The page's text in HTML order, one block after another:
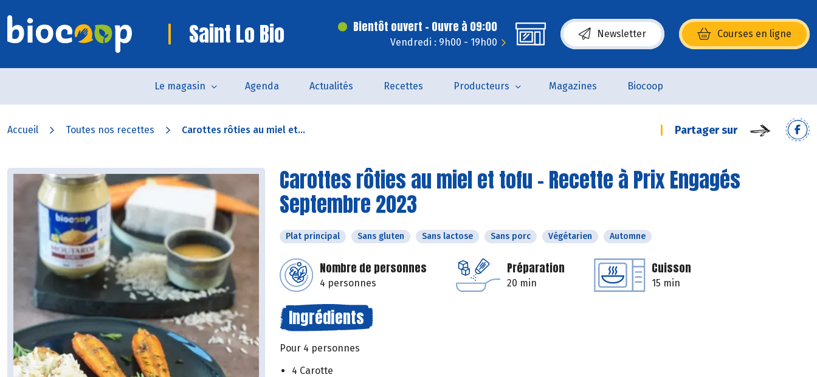
Saint Lo Bio Bientôt ouvert - Ouvre à 09:00
Vendredi : 9h00 - 19h00
Newsletter Courses en ligne
(s’ouvre dans une nouvelle fenêtre)
Le magasin Agenda Actualités Recettes Producteurs Magazines Biocoop
Accueil Toutes nos recettes Carottes rôties au miel et... Partager sur
Carottes rôties au miel et tofu - Recette à Prix Engagés
Septembre 2023
Plat principal Sans gluten Sans lactose Sans porc Végétarien Automne
Nombre de personnes
4 personnes
Préparation
20 min
Cuisson
15 min
Ingrédients
Pour 4 personnes
4 Carotte